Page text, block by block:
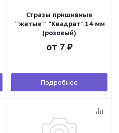
Стразы пришивные
``жатые`` "Квадрат" 14 мм
(розовый)
от 7 ₽
Подробнее